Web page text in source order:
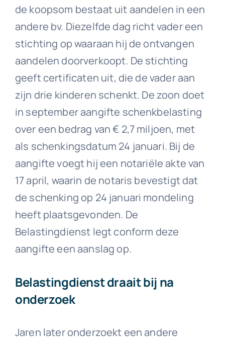
de koopsom bestaat uit aandelen in een
andere bv. Diezelfde dag richt vader een
stichting op waaraan hij de ontvangen
aandelen doorverkoopt. De stichting
geeft certificaten uit, die de vader aan
zijn drie kinderen schenkt. De zoon doet
in september aangifte schenkbelasting
over een bedrag van € 2,7 miljoen, met
als schenkingsdatum 24 januari. Bij de
aangifte voegt hij een notariële akte van
17 april, waarin de notaris bevestigt dat
de schenking op 24 januari mondeling
heeft plaatsgevonden. De
Belastingdienst legt conform deze
aangifte een aanslag op.
Belastingdienst draait bij na
onderzoek
Jaren later onderzoekt een andere